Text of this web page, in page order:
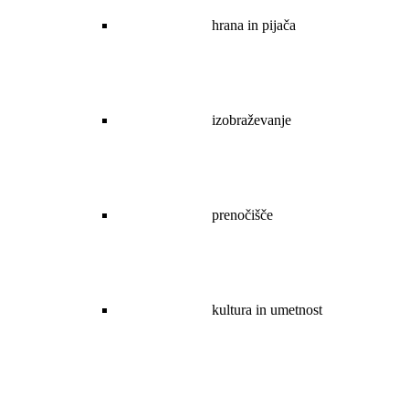
hrana in pijača
izobraževanje
prenočišče
kultura in umetnost